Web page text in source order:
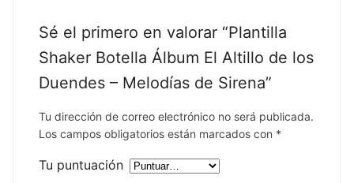
Sé el primero en valorar “Plantilla
Shaker Botella Álbum El Altillo de los
Duendes – Melodías de Sirena”
Tu dirección de correo electrónico no será publicada.
Los campos obligatorios están marcados con *
Tu puntuación